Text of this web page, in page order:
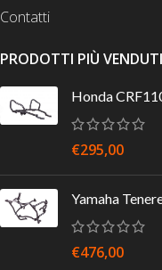
Contatti
PRODOTTI PIÙ VENDUTI
Honda
€295,00
Yamaha
€476,00